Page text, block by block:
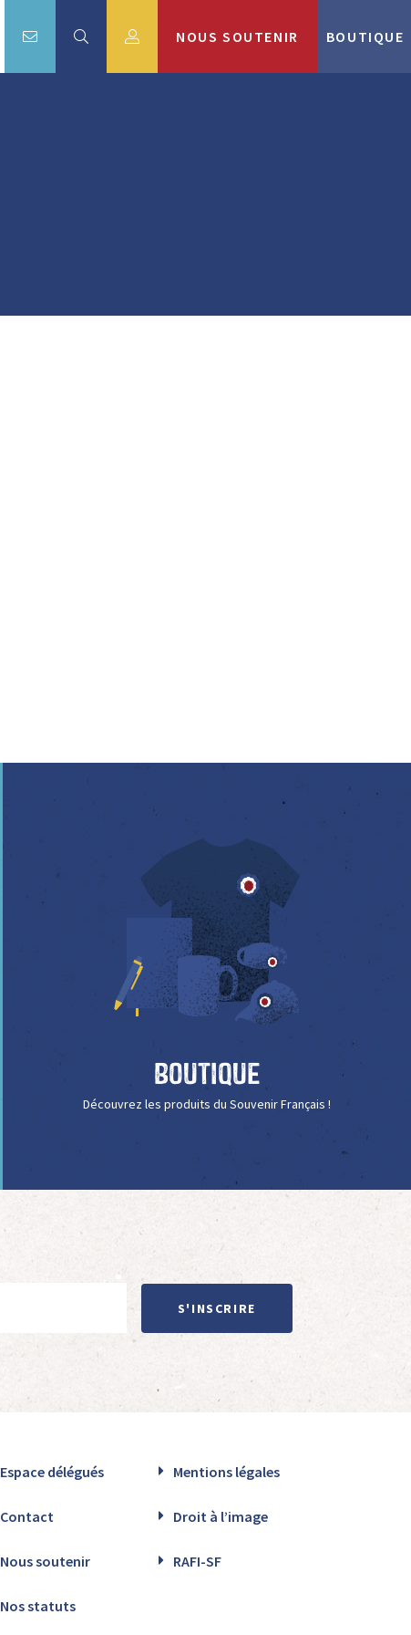
NOUS SOUTENIR BOUTIQUE
Boutique
Découvrez les produits du Souvenir Français !
S'INSCRIRE
Espace délégués Mentions légales
Contact Droit à l’image
Nous soutenir RAFI-SF
Nos statuts